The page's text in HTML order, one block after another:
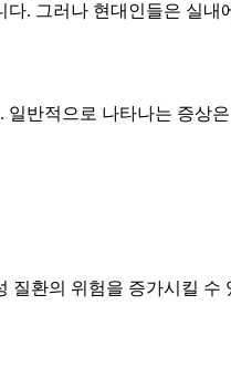
. 그러나 현대인들은 실
반적으로 나타나는 증상
질환의 위험을 증가시킬 수